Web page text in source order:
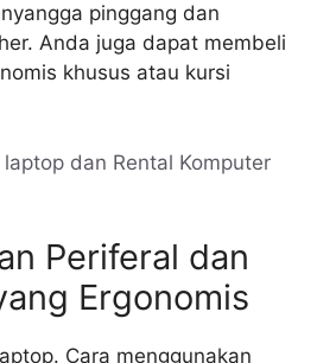
pinggang dan
Anda juga dapat membeli
khusus atau kursi
laptop dan Rental Komputer
Periferal dan
Ergonomis